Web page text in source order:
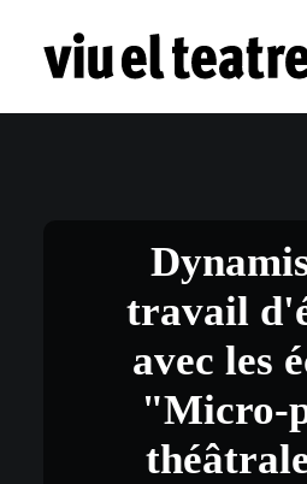
travail
avec les
"Micro-